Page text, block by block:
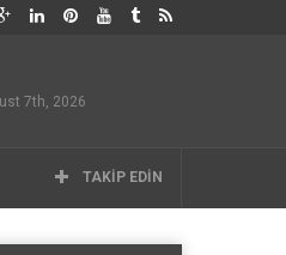
7th, 2026
TAKIP EDIN